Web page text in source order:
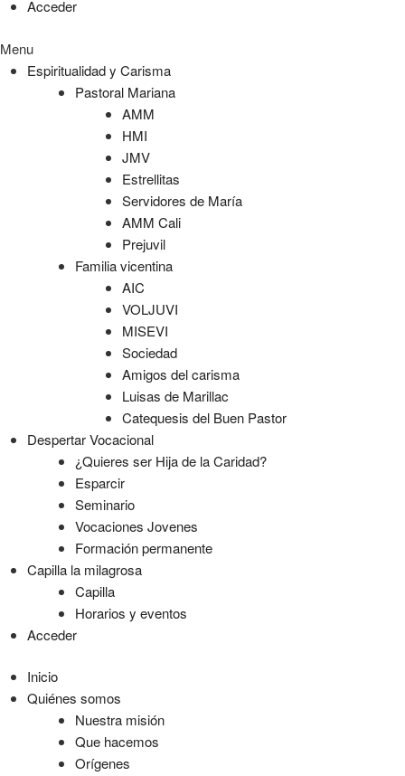
Acceder
Menu
Espiritualidad y Carisma
Pastoral Mariana
AMM
HMI
JMV
Estrellitas
Servidores de María
AMM Cali
Prejuvil
Familia vicentina
AIC
VOLJUVI
MISEVI
Sociedad
Amigos del carisma
Luisas de Marillac
Catequesis del Buen Pastor
Despertar Vocacional
¿Quieres ser Hija de la Caridad?
Esparcir
Seminario
Vocaciones Jovenes
Formación permanente
Capilla la milagrosa
Capilla
Horarios y eventos
Acceder
Inicio
Quiénes somos
Nuestra misión
Que hacemos
Orígenes